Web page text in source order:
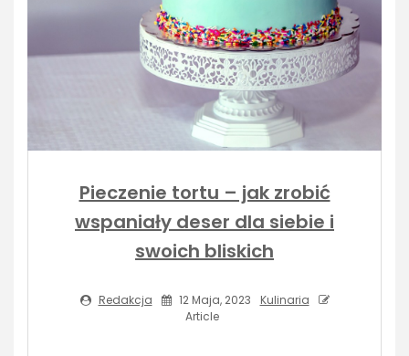
Pieczenie tortu – jak zrobić
wspaniały deser dla siebie i
swoich bliskich
Redakcja 12 Maja, 2023
Kulinaria
Article